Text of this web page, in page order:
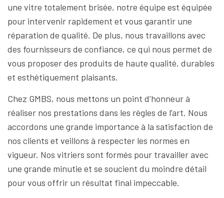
une vitre totalement brisée, notre équipe est équipée
pour intervenir rapidement et vous garantir une
réparation de qualité. De plus, nous travaillons avec
des fournisseurs de confiance, ce qui nous permet de
vous proposer des produits de haute qualité, durables
et esthétiquement plaisants.
Chez GMBS, nous mettons un point d’honneur à
réaliser nos prestations dans les règles de l’art. Nous
accordons une grande importance à la satisfaction de
nos clients et veillons à respecter les normes en
vigueur. Nos vitriers sont formés pour travailler avec
une grande minutie et se soucient du moindre détail
pour vous offrir un résultat final impeccable.